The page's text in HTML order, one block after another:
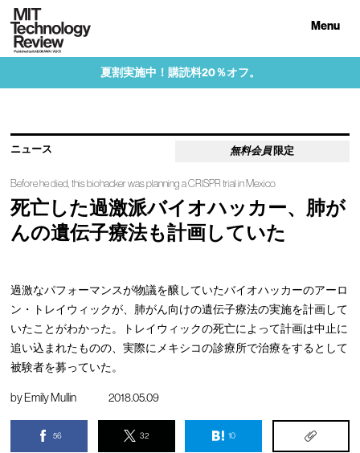
Menu
夏割実施中！購読料20％オフ。
ニュース 無料会員 限定
Before he died, this biohacker was planning a CRISPR trial in Mexico
死亡した過激派バイオハッカー、肺が
んの遺伝子療法も計画していた
過激なパフォーマンスが物議を醸していたバイオハッカーのアーロ
ン・トレイウィックが、肺がん向けの遺伝子療法の実施を計画して
いたことがわかった。トレイウィックの死亡によって計画は中止に
追い込まれたものの、実際にメキシコの診療所で治療をするとして
被験者を募っていた。
byEmily Mullin 2018.05.09
56 32 10